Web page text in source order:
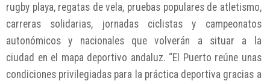
rugby playa, regatas de vela, pruebas populares de atletismo,
carreras solidarias, jornadas ciclistas y campeonatos
autonómicos y nacionales que volverán a situar a la
ciudad en el mapa deportivo andaluz. “El Puerto reúne unas
condiciones privilegiadas para la práctica deportiva gracias a